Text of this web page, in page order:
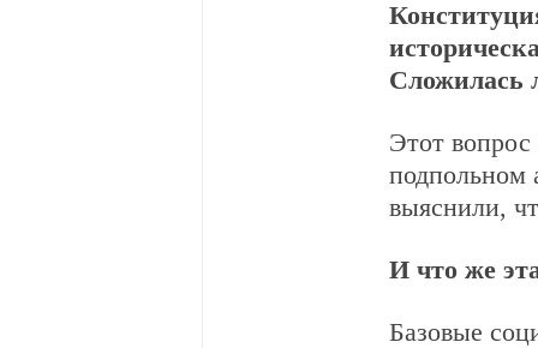
Сложилась
Этот
подпольном
выяснили,
И что же
Базовые